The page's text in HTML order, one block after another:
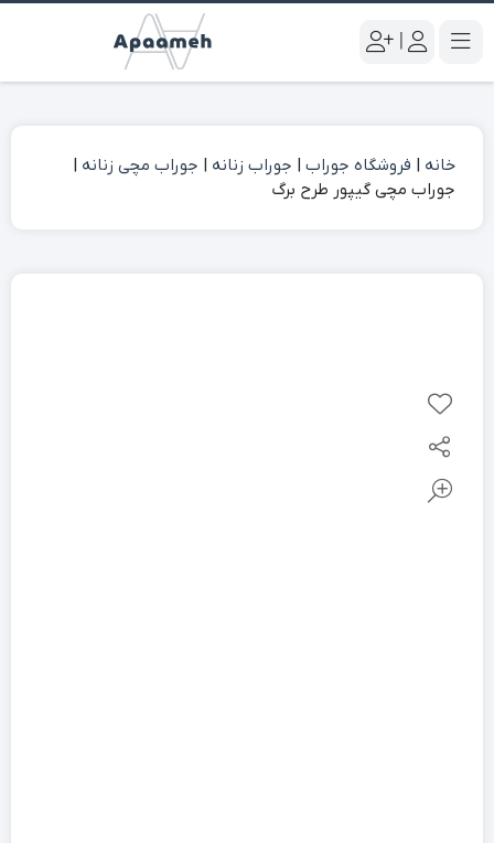
|
خانه | فروشگاه جوراب | جوراب زنانه | جوراب مچی زنانه |
جوراب مچی گیپور طرح برگ